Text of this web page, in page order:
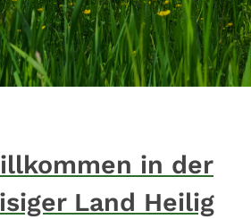
in der
Land Heilig